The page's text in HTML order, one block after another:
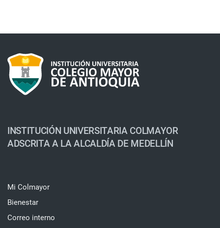
INSTITUCIÓN UNIVERSITARIA COLMAYOR
ADSCRITA A LA ALCALDÍA DE MEDELLÍN
Mi Colmayor
Bienestar
Correo interno